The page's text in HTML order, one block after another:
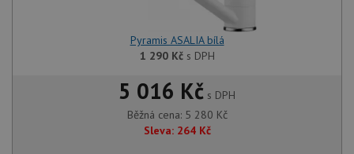
Pyramis ASALIA bílá
1 290 Kčs DPH
5 016 Kč s DPH
Běžná cena: 5 280 Kč
Sleva: 264 Kč